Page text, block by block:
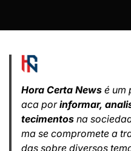
Hora Certa News é um
aca porinformar,
tecimentos na
ma se compromete a
das sobre diversos